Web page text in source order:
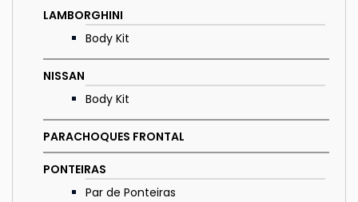
LAMBORGHINI
Body Kit
NISSAN
Body Kit
PARACHOQUES FRONTAL
PONTEIRAS
Par de Ponteiras